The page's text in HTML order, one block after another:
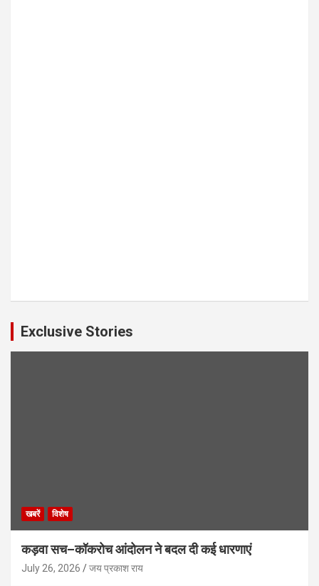
Exclusive Stories
खबरें विशेष
कड़वा सच–कॉकरोच आंदोलन ने बदल दी कई धारणाएं
July 26, 2026 जय प्रकाश राय